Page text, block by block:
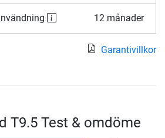
12 månader
Garantivillkor
T9.5 Test & omdöme